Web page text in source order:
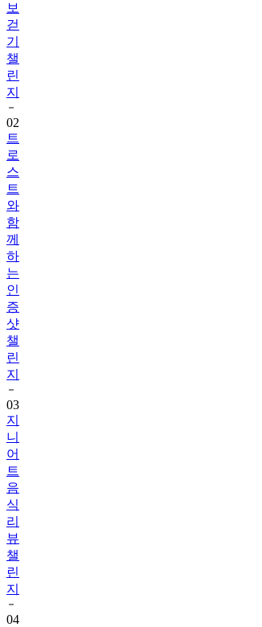
보
걷
기
챌
린
지
02
트
로
스
트
와
함
께
하
는
인
증
샷
챌
린
지
03
지
니
어
트
음
식
리
뷰
챌
린
지
04